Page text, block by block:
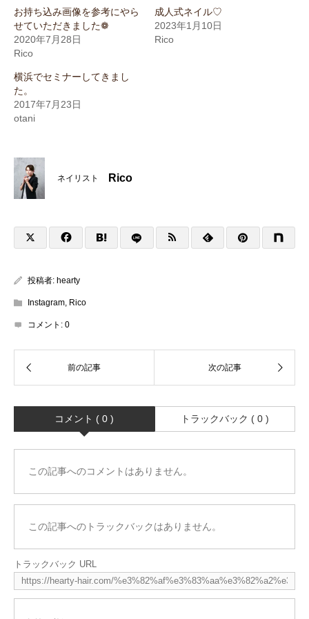
お持ち込み画像を参考にやら
せていただきました❁
2020年7月28日
Rico
成人式ネイル♡
2023年1月10日
Rico
横浜でセミナーしてきまし
た。
2017年7月23日
otani
ネイリスト Rico
投稿者: hearty
Instagram, Rico
コメント: 0
コメント ( 0 ) トラックバック ( 0 )
この記事へのコメントはありません。
この記事へのトラックバックはありません。
トラックバック URL